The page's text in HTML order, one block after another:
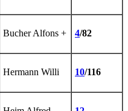
Bucher Alfons + 4/82
Hermann Willi 10/116